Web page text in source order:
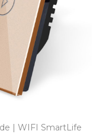
| WIFI SmartLife